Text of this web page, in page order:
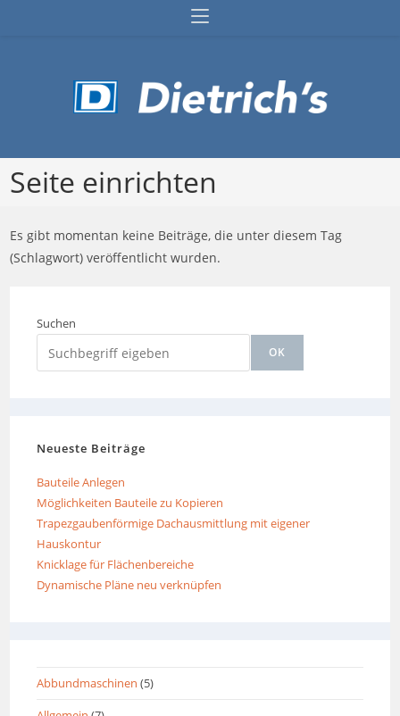
Seite einrichten
Es gibt momentan keine Beiträge, die unter diesem Tag
(Schlagwort) veröffentlicht wurden.
Suchen
OK
Neueste Beiträge
Bauteile Anlegen
Möglichkeiten Bauteile zu Kopieren
Trapezgaubenförmige Dachausmittlung mit eigener
Hauskontur
Knicklage für Flächenbereiche
Dynamische Pläne neu verknüpfen
Abbundmaschinen (5)